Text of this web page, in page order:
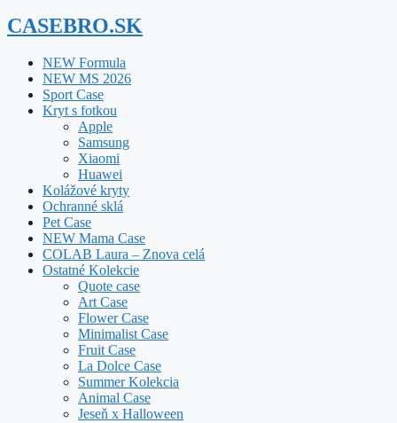
CASEBRO.SK
NEW Formula
NEW MS 2026
Sport Case
Kryt s fotkou
Apple
Samsung
Xiaomi
Huawei
Kolážové kryty
Ochranné sklá
Pet Case
NEW Mama Case
COLAB Laura – Znova celá
Ostatné Kolekcie
Quote case
Art Case
Flower Case
Minimalist Case
Fruit Case
La Dolce Case
Summer Kolekcia
Animal Case
Jeseň x Halloween